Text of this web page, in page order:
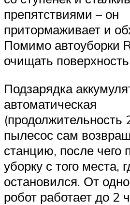
препятствиями – он
притормаживает и
Помимо автоуборки
очищать
Подзарядка
автоматическая
(продолжительность
пылесос сам
станцию, после чего
уборку с того места,
остановился. От
робот работает до 2